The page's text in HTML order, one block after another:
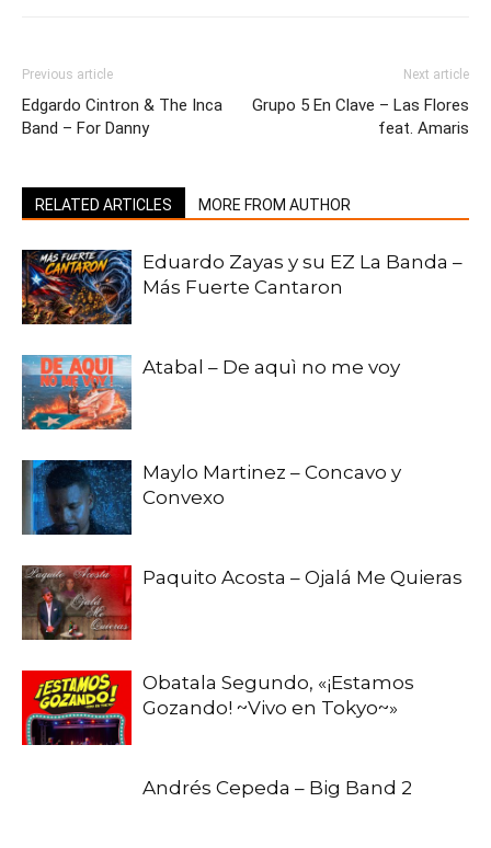
Previous article
Edgardo Cintron & The Inca
Band – For Danny
Next article
Grupo 5 En Clave – Las Flores
feat. Amaris
RELATED ARTICLES MORE FROM AUTHOR
Eduardo Zayas y su EZ La Banda –
Más Fuerte Cantaron
Atabal – De aquì no me voy
Maylo Martinez – Concavo y
Convexo
Paquito Acosta – Ojalá Me Quieras
Obatala Segundo, «¡Estamos
Gozando! ~Vivo en Tokyo~»
Andrés Cepeda – Big Band 2